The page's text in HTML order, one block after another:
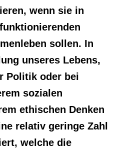
wenn sie in
sollen. In
unseres Lebens,
Politik oder bei
sozialen
ethischen Denken
relativ geringe Zahl
welche die